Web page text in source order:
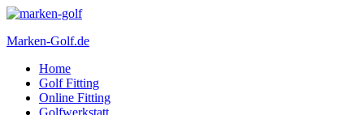
Marken-Golf.de
Golfschläger made in Germany
Home
Golf Fitting
Online Fitting
Golfwerkstatt